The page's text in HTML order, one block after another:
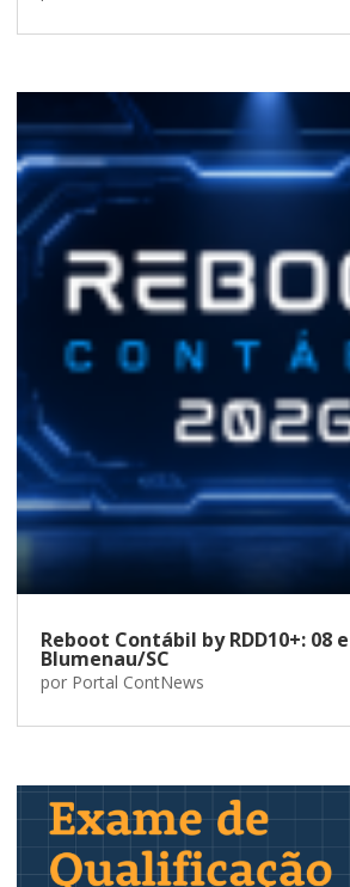
Reboot Contábil by RDD10+: 08
Blumenau/SC
por Portal ContNews